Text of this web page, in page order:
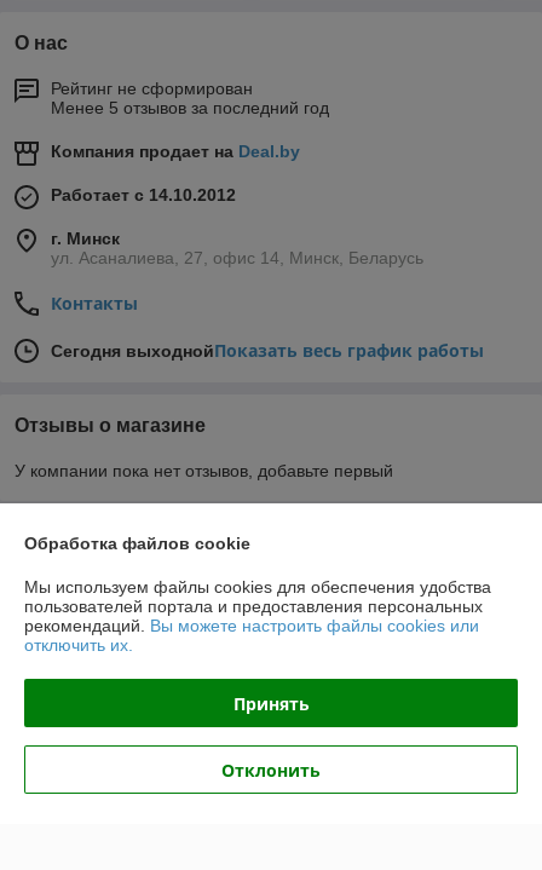
О нас
Рейтинг не сформирован
Менее 5 отзывов за последний год
Компания продает на Deal.by
Работает с 14.10.2012
г. Минск
ул. Асаналиева, 27, офис 14, Минск, Беларусь
Контакты
Сегодня выходнойПоказать весь график работы
Отзывы о магазине
У компании пока нет отзывов, добавьте первый
О нас
Контакты
Доставка и оплата
Обработка файлов cookie
Мы используем файлы cookies для обеспечения удобства
пользователей портала и предоставления персональных
рекомендаций. Вы можете настроить файлы cookies или
отключить их.
Принять
Отклонить